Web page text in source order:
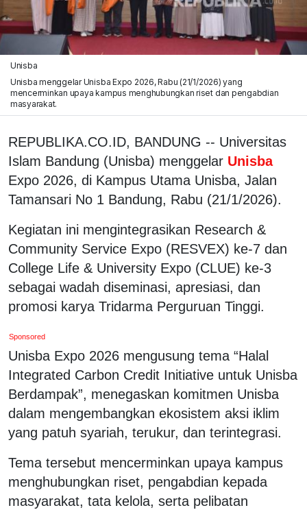
Unisba
Unisba menggelar Unisba Expo 2026, Rabu (21/1/2026) yang
mencerminkan upaya kampus menghubungkan riset dan pengabdian
masyarakat.
REPUBLIKA.CO.ID, BANDUNG -- Universitas
Islam Bandung (Unisba) menggelar Unisba
Expo 2026, di Kampus Utama Unisba, Jalan
Tamansari No 1 Bandung, Rabu (21/1/2026).
Kegiatan ini mengintegrasikan Research &
Community Service Expo (RESVEX) ke-7 dan
College Life & University Expo (CLUE) ke-3
sebagai wadah diseminasi, apresiasi, dan
promosi karya Tridarma Perguruan Tinggi.
Sponsored
Unisba Expo 2026 mengusung tema “Halal
Integrated Carbon Credit Initiative untuk Unisba
Berdampak”, menegaskan komitmen Unisba
dalam mengembangkan ekosistem aksi iklim
yang patuh syariah, terukur, dan terintegrasi.
Tema tersebut mencerminkan upaya kampus
menghubungkan riset, pengabdian kepada
masyarakat, tata kelola, serta pelibatan